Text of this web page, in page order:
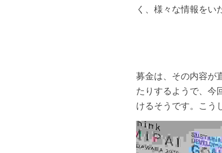
く、様々な情報をい
募金は、その内容が
たりするようで、今
けるそうです。こう